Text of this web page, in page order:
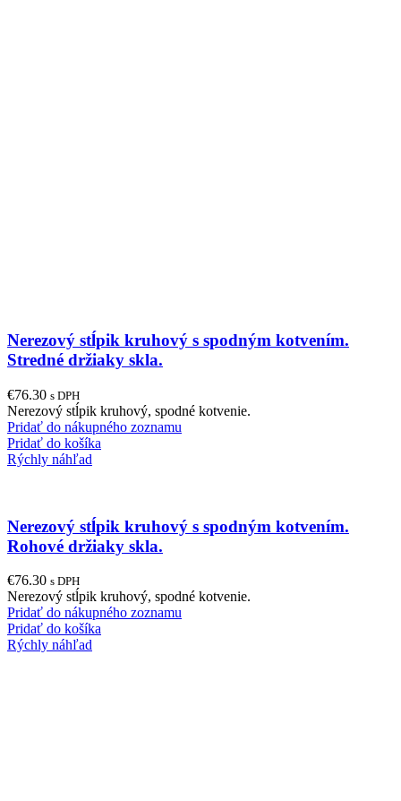
Nerezový stĺpik kruhový s spodným kotvením.
Stredné držiaky skla.
€76.30 s DPH
Nerezový stĺpik kruhový, spodné kotvenie.
Pridať do nákupného zoznamu
Pridať do košíka
Rýchly náhľad
Nerezový stĺpik kruhový s spodným kotvením.
Rohové držiaky skla.
€76.30 s DPH
Nerezový stĺpik kruhový, spodné kotvenie.
Pridať do nákupného zoznamu
Pridať do košíka
Rýchly náhľad